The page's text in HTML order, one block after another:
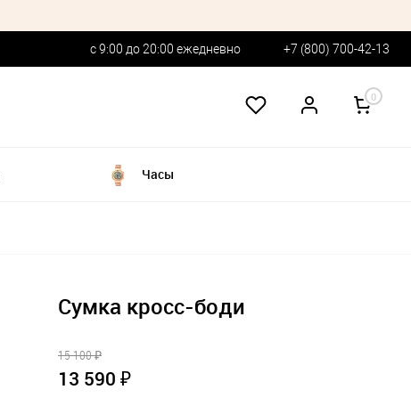
с 9:00 до 20:00 ежедневно +7 (800) 700-42-13
0
Часы
Сумка кросс-боди
15 100 ₽
13 590 ₽